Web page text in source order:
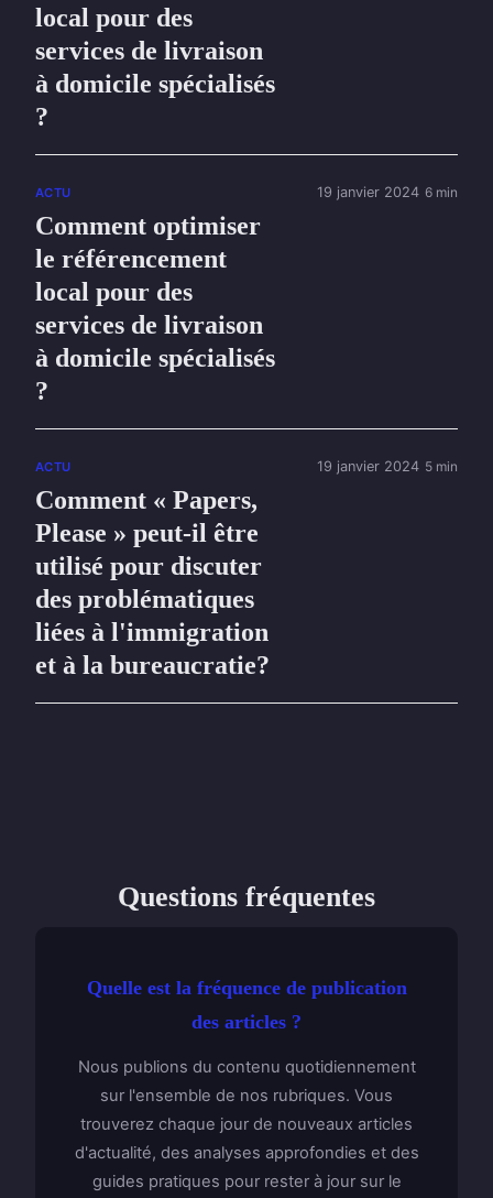
local pour des
services de livraison
à domicile spécialisés
?
ACTU
Comment optimiser
le référencement
local pour des
services de livraison
à domicile spécialisés
?
19 janvier 2024 6 min
ACTU
Comment « Papers,
Please » peut-il être
utilisé pour discuter
des problématiques
liées à l'immigration
et à la bureaucratie?
19 janvier 2024 5 min
Questions fréquentes
Quelle est la fréquence de publication
des articles ?
Nous publions du contenu quotidiennement
sur l'ensemble de nos rubriques. Vous
trouverez chaque jour de nouveaux articles
d'actualité, des analyses approfondies et des
guides pratiques pour rester à jour sur le